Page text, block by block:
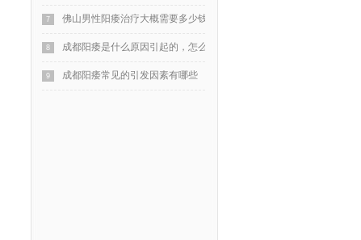
7 佛山男性阳痿治疗大概需要多少钱
8 成都阳痿是什么原因引起的，怎么治疗
9 成都阳痿常见的引发因素有哪些